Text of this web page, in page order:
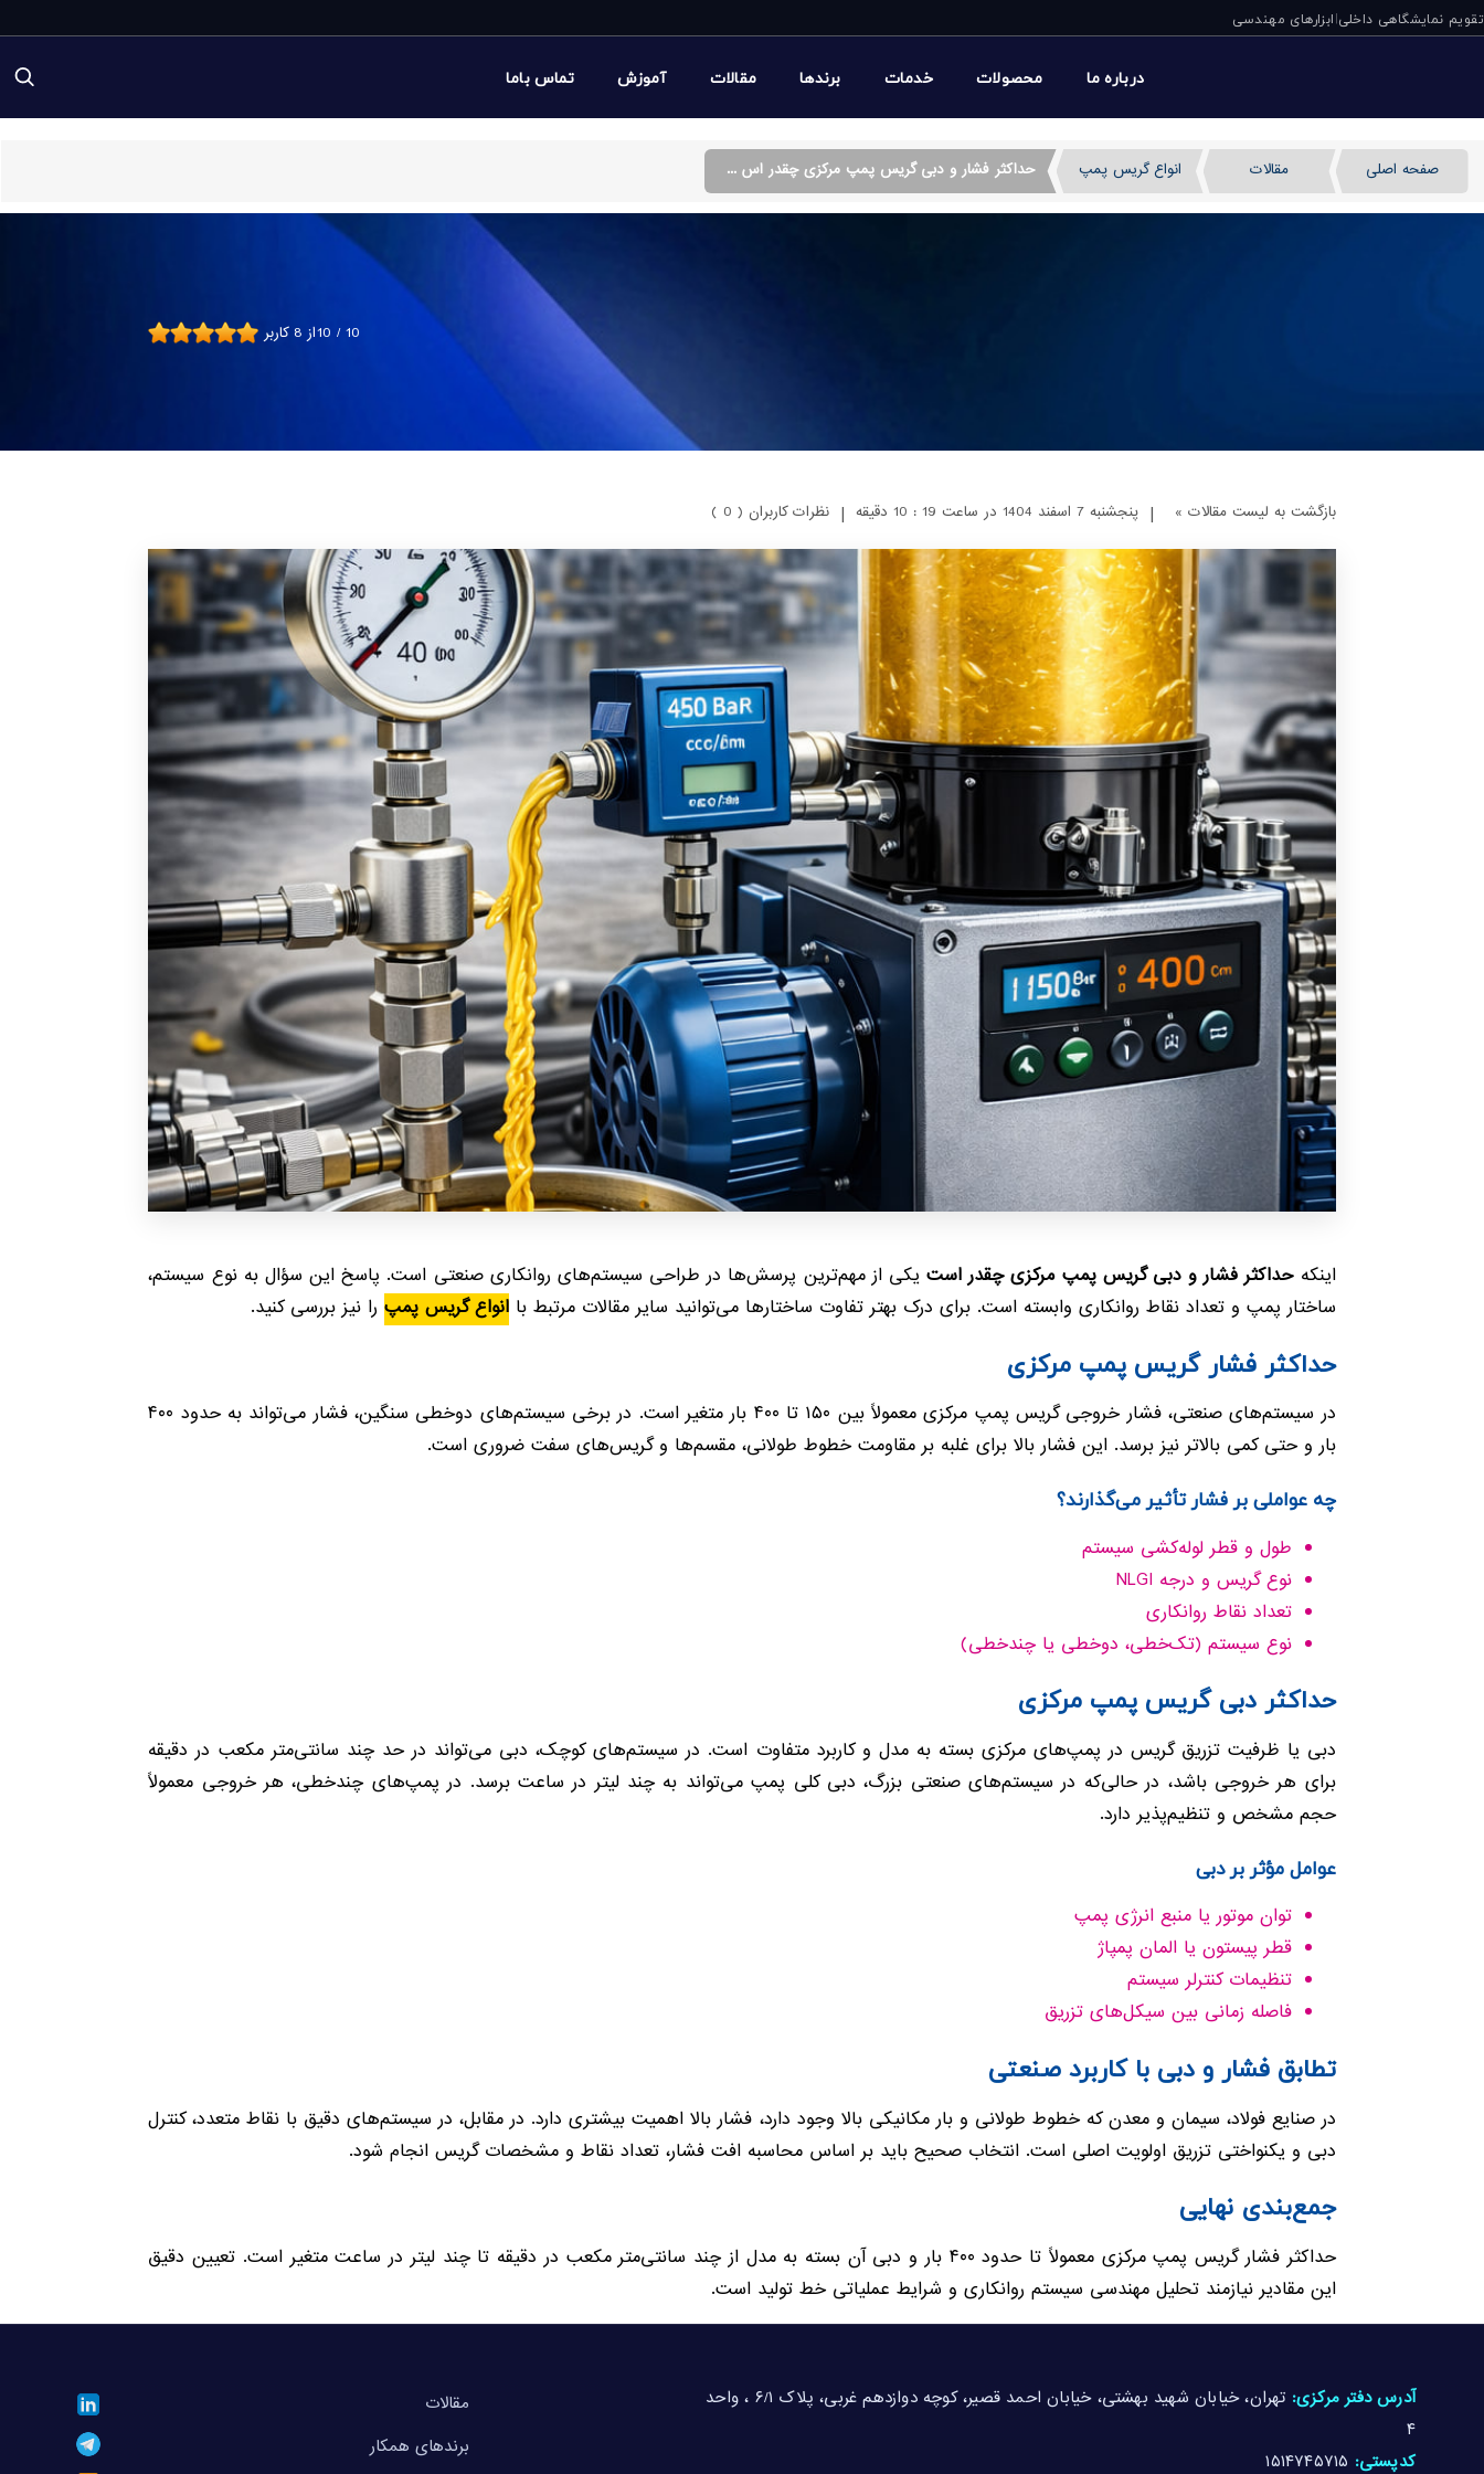
تقویم نمایشگاهی داخلی|ابزارهای مهندسی
درباره ما محصولات خدمات برندها مقالات آموزش تماس باما
صفحه اصلی مقالات انواع گریس پمپ حداکثر فشار و دبی گریس پمپ مرکزی چقدر اس ...
10 / 10 از8 کاربر
بازگشت به لیست مقالات » | پنجشنبه 7 اسفند 1404 در ساعت 19 : 10 دقیقه | نظرات کاربران ( 0 )
اینکهحداکثر فشار و دبی گریس پمپ مرکزی چقدر استیکی از مهم‌ترین پرسش‌ها در طراحی سیستم‌های روانکاری صنعتی است. پاسخ این سؤال به نوع سیستم،
ساختار پمپ و تعداد نقاط روانکاری وابسته است. برای درک بهتر تفاوت ساختارها می‌توانید سایر مقالات مرتبط باانواع گریس پمپ را نیز بررسی کنید.
حداکثر فشار گریس پمپ مرکزی
در سیستم‌های صنعتی، فشار خروجی گریس پمپ مرکزی معمولاً بین ۱۵۰ تا ۴۰۰ بار متغیر است. در برخی سیستم‌های دوخطی سنگین، فشار می‌تواند به حدود ۴۰۰
بار و حتی کمی بالاتر نیز برسد. این فشار بالا برای غلبه بر مقاومت خطوط طولانی، مقسم‌ها و گریس‌های سفت ضروری است.
چه عواملی بر فشار تأثیر می‌گذارند؟
طول و قطر لوله‌کشی سیستم
نوع گریس و درجه NLGI
تعداد نقاط روانکاری
نوع سیستم (تک‌خطی، دوخطی یا چندخطی)
حداکثر دبی گریس پمپ مرکزی
دبی یا ظرفیت تزریق گریس در پمپ‌های مرکزی بسته به مدل و کاربرد متفاوت است. در سیستم‌های کوچک، دبی می‌تواند در حد چند سانتی‌متر مکعب در دقیقه
برای هر خروجی باشد، در حالی‌که در سیستم‌های صنعتی بزرگ، دبی کلی پمپ می‌تواند به چند لیتر در ساعت برسد. در پمپ‌های چندخطی، هر خروجی معمولاً
حجم مشخص و تنظیم‌پذیر دارد.
عوامل مؤثر بر دبی
توان موتور یا منبع انرژی پمپ
قطر پیستون یا المان پمپاژ
تنظیمات کنترلر سیستم
فاصله زمانی بین سیکل‌های تزریق
تطابق فشار و دبی با کاربرد صنعتی
در صنایع فولاد، سیمان و معدن که خطوط طولانی و بار مکانیکی بالا وجود دارد، فشار بالا اهمیت بیشتری دارد. در مقابل، در سیستم‌های دقیق با نقاط متعدد، کنترل
دبی و یکنواختی تزریق اولویت اصلی است. انتخاب صحیح باید بر اساس محاسبه افت فشار، تعداد نقاط و مشخصات گریس انجام شود.
جمع‌بندی نهایی
حداکثر فشار گریس پمپ مرکزی معمولاً تا حدود ۴۰۰ بار و دبی آن بسته به مدل از چند سانتی‌متر مکعب در دقیقه تا چند لیتر در ساعت متغیر است. تعیین دقیق
این مقادیر نیازمند تحلیل مهندسی سیستم روانکاری و شرایط عملیاتی خط تولید است.
مقالات
برندهای همکار
آدرس دفتر مرکزی:
تهران، خیابان شهید بهشتی، خیابان احمد قصیر، کوچه دوازدهم غربی، پلاک ۶/۱ ، واحد
۴
کدپستی: ۱۵۱۴۷۴۵۷۱۵